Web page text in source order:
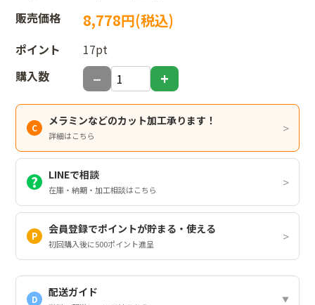
販売価格
8,778円(税込)
ポイント
17pt
購入数
メラミンなどのカット加工承ります！
詳細はこちら
LINEで相談
在庫・納期・加工相談はこちら
会員登録でポイントが貯まる・使える
初回購入後に500ポイント進呈
D
配送ガイド